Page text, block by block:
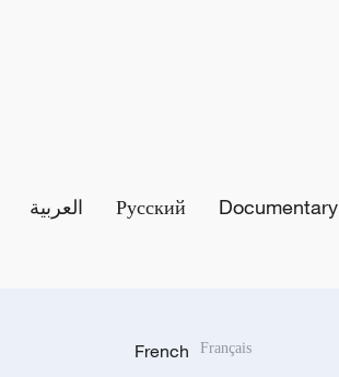
العربية Русский Documentary
French Français